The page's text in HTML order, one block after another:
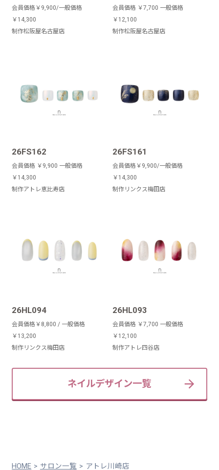
会員価格￥9,900/一般価格
￥14,300
制作松阪屋名古屋店
会員価格 ￥7,700 一般価格
￥12,100
制作松阪屋名古屋店
26FS162
会員価格 ￥9,900 一般価格
￥14,300
制作アトレ恵比寿店
26FS161
会員価格￥9,900/一般価格
￥14,300
制作リンクス梅田店
26HL094
会員価格￥8,800 / 一般価格
￥13,200
制作リンクス梅田店
26HL093
会員価格 ￥7,700 一般価格
￥12,100
制作アトレ四谷店
ネイルデザイン一覧
HOME サロン一覧 アトレ川崎店